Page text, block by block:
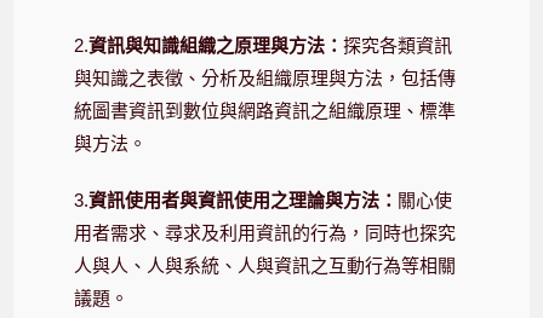
2.資訊與知識組織之原理與方法：探究各類資訊
與知識之表徵、分析及組織原理與方法，包括傳
統圖書資訊到數位與網路資訊之組織原理、標準
與方法。
3.資訊使用者與資訊使用之理論與方法： 關心使
用者需求、尋求及利用資訊的行為，同時也探究
人與人、人與系統、人與資訊之互動行為等相關
議題。